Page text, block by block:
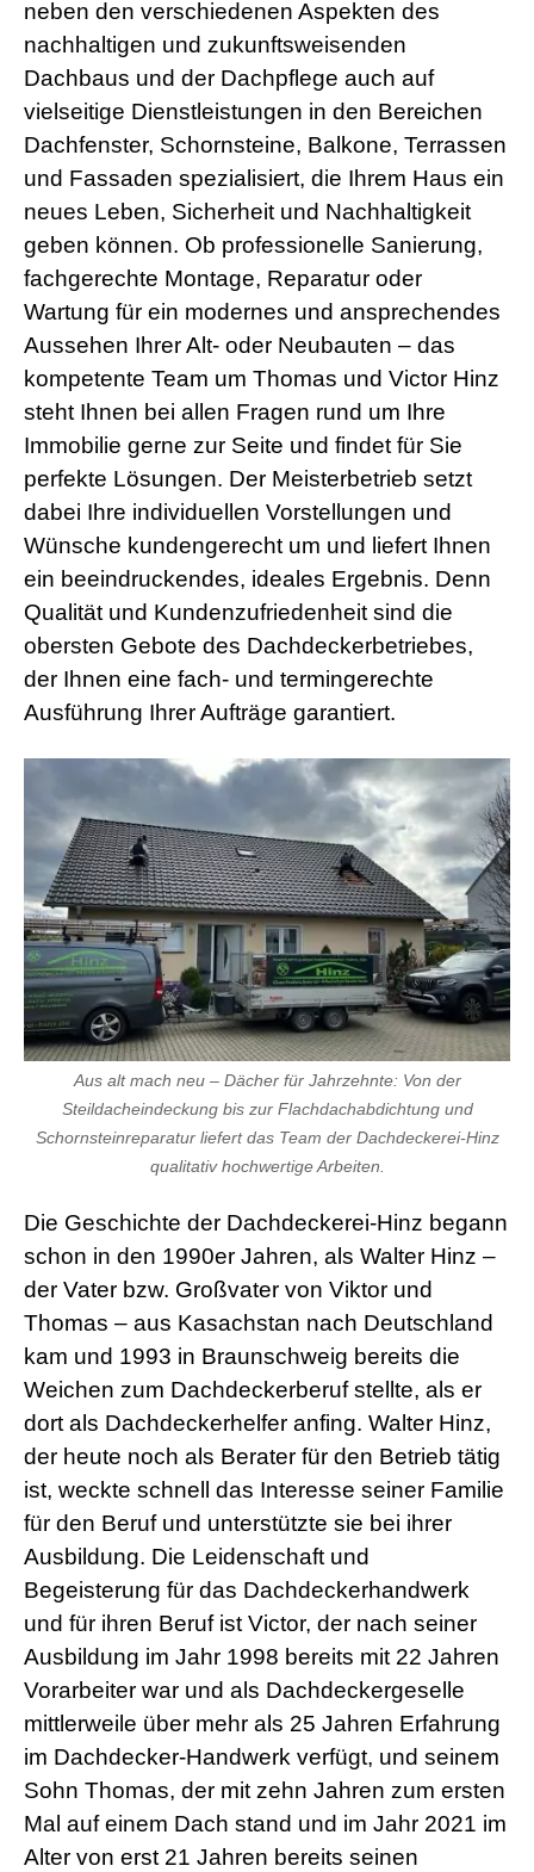
neben den verschiedenen Aspekten des
nachhaltigen und zukunftsweisenden
Dachbaus und der Dachpflege auch auf
vielseitige Dienstleistungen in den Bereichen
Dachfenster, Schornsteine, Balkone, Terrassen
und Fassaden spezialisiert, die Ihrem Haus ein
neues Leben, Sicherheit und Nachhaltigkeit
geben können. Ob professionelle Sanierung,
fachgerechte Montage, Reparatur oder
Wartung für ein modernes und ansprechendes
Aussehen Ihrer Alt- oder Neubauten – das
kompetente Team um Thomas und Victor Hinz
steht Ihnen bei allen Fragen rund um Ihre
Immobilie gerne zur Seite und findet für Sie
perfekte Lösungen. Der Meisterbetrieb setzt
dabei Ihre individuellen Vorstellungen und
Wünsche kundengerecht um und liefert Ihnen
ein beeindruckendes, ideales Ergebnis. Denn
Qualität und Kundenzufriedenheit sind die
obersten Gebote des Dachdeckerbetriebes,
der Ihnen eine fach- und termingerechte
Ausführung Ihrer Aufträge garantiert.
Aus alt mach neu – Dächer für Jahrzehnte: Von der
Steildacheindeckung bis zur Flachdachabdichtung und
Schornsteinreparatur liefert das Team der Dachdeckerei-Hinz
qualitativ hochwertige Arbeiten.
Die Geschichte der Dachdeckerei-Hinz begann
schon in den 1990er Jahren, als Walter Hinz –
der Vater bzw. Großvater von Viktor und
Thomas – aus Kasachstan nach Deutschland
kam und 1993 in Braunschweig bereits die
Weichen zum Dachdeckerberuf stellte, als er
dort als Dachdeckerhelfer anfing. Walter Hinz,
der heute noch als Berater für den Betrieb tätig
ist, weckte schnell das Interesse seiner Familie
für den Beruf und unterstützte sie bei ihrer
Ausbildung. Die Leidenschaft und
Begeisterung für das Dachdeckerhandwerk
und für ihren Beruf ist Victor, der nach seiner
Ausbildung im Jahr 1998 bereits mit 22 Jahren
Vorarbeiter war und als Dachdeckergeselle
mittlerweile über mehr als 25 Jahren Erfahrung
im Dachdecker-Handwerk verfügt, und seinem
Sohn Thomas, der mit zehn Jahren zum ersten
Mal auf einem Dach stand und im Jahr 2021 im
Alter von erst 21 Jahren bereits seinen